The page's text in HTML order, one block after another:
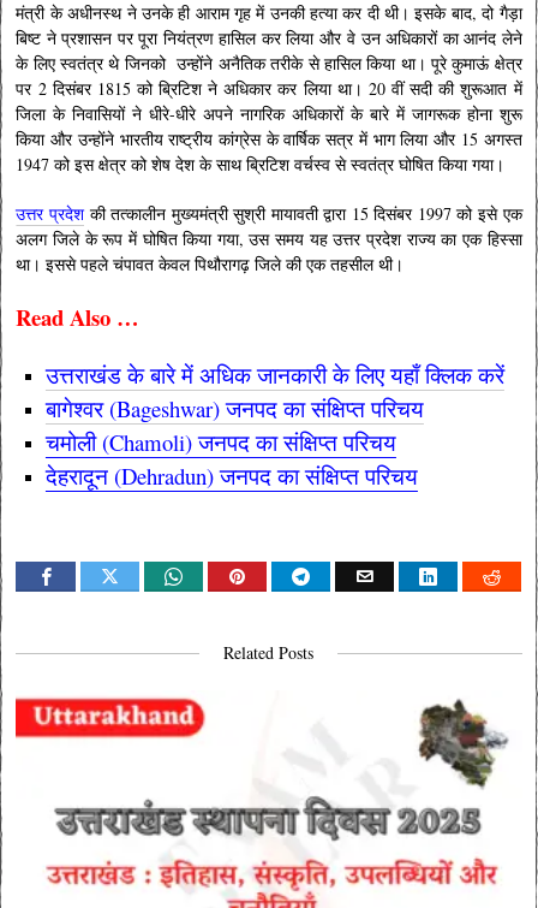
मंत्री के अधीनस्थ ने उनके ही आराम गृह में उनकी हत्या कर दी थी। इसके बाद, दो गैड़ा
बिष्ट ने प्रशासन पर पूरा नियंत्रण हासिल कर लिया और वे उन अधिकारों का आनंद लेने
के लिए स्वतंत्र थे जिनको उन्होंने अनैतिक तरीके से हासिल किया था। पूरे कुमाऊं क्षेत्र
पर 2 दिसंबर 1815 को ब्रिटिश ने अधिकार कर लिया था। 20 वीं सदी की शुरूआत में
जिला के निवासियों ने धीरे-धीरे अपने नागरिक अधिकारों के बारे में जागरूक होना शुरू
किया और उन्होंने भारतीय राष्ट्रीय कांग्रेस के वार्षिक सत्र में भाग लिया और 15 अगस्त
1947 को इस क्षेत्र को शेष देश के साथ ब्रिटिश वर्चस्व से स्वतंत्र घोषित किया गया।
उत्तर प्रदेशकी तत्कालीन मुख्यमंत्री सुश्री मायावती द्वारा 15 दिसंबर 1997 को इसे एक
अलग जिले के रूप में घोषित किया गया, उस समय यह उत्तर प्रदेश राज्य का एक हिस्सा
था। इससे पहले चंपावत केवल पिथौरागढ़ जिले की एक तहसील थी।
Read Also …
उत्तराखंड के बारे में अधिक जानकारी के लिए यहाँ क्लिक करें
बागेश्वर (Bageshwar) जनपद का संक्षिप्त परिचय
चमोली (Chamoli) जनपद का संक्षिप्त परिचय
देहरादून (Dehradun) जनपद का संक्षिप्त परिचय
Related Posts